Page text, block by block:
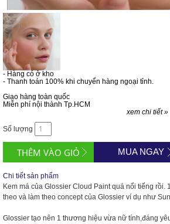
- Hàng có ở kho
- Thanh toán 100% khi chuyển hàng ngoại tỉnh.
Giao hàng toàn quốc
Miễn phí nội thành Tp.HCM
xem chi tiết »
Số lượng
MUA NGAY
Chi tiết sản phẩm
Kem má của Glossier Cloud Paint quá nổi tiếng rồi.
theo và làm theo concept của Glossier ví dụ như
Glossier tạo nên 1 thương hiệu vừa nữ tính,đáng